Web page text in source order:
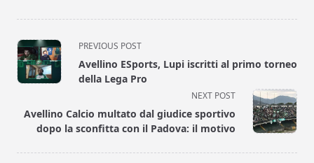
<span
class="nav-
subtitle
reader-
text">Page</span>
PREVIOUS POST
Avellino ESports, Lupi iscritti al primo torneo
della Lega Pro
NEXT POST
Avellino Calcio multato dal giudice sportivo
dopo la sconfitta con il Padova: il motivo